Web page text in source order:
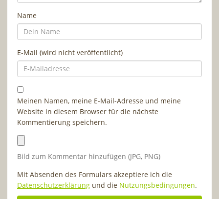
Name
E-Mail (wird nicht veröffentlicht)
Meinen Namen, meine E-Mail-Adresse und meine
Website in diesem Browser für die nächste
Kommentierung speichern.
Bild zum Kommentar hinzufügen (JPG, PNG)
Mit Absenden des Formulars akzeptiere ich die
Datenschutzerklärung und die Nutzungsbedingungen.